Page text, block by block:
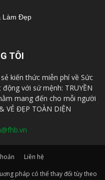
TÔI
kiến thức miễn phí về Sức
với sứ mệnh: TRUYỀN
mang đến cho mỗi người
VẺ ĐẸP TOÀN DIỆN
Liên hệ
pháp có thể thay đổi tùy theo